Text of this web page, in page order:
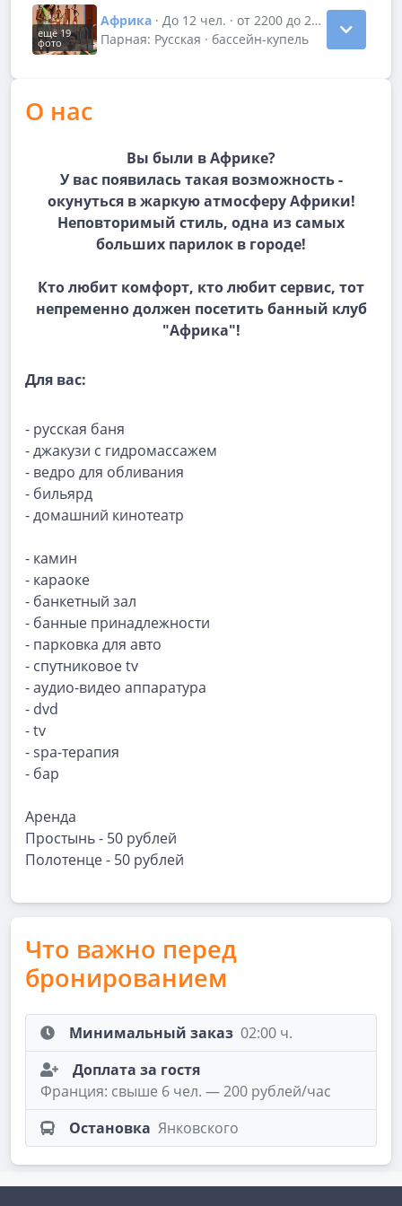
ещё 19
фото
Африка · До 12 чел. · от 2200 до 2500 р/час
Парная: Русская · бассейн-купель
Показать подробности зала Африка
О нас
Вы были в Африке?
У вас появилась такая возможность -
окунуться в жаркую атмосферу Африки!
Неповторимый стиль, одна из самых
больших парилок в городе!
Кто любит комфорт, кто любит сервис, тот
непременно должен посетить банный клуб
"Африка"!
Для вас:
- русская баня
- джакузи с гидромассажем
- ведро для обливания
- бильярд
- домашний кинотеатр
- камин
- караоке
- банкетный зал
- банные принадлежности
- парковка для авто
- спутниковое tv
- аудио-видео аппаратура
- dvd
- tv
- spa-терапия
- бар
Аренда
Простынь - 50 рублей
Полотенце - 50 рублей
Что важно перед
бронированием
Минимальный заказ 02:00 ч.
Доплата за гостя
Франция: свыше 6 чел. — 200 рублей/час
Остановка Янковского